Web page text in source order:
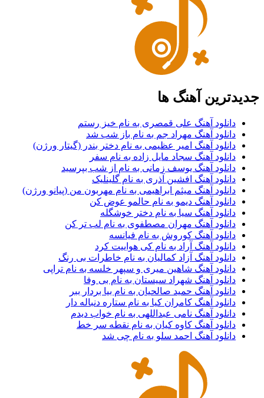
جدیدترین آهنگ ها
دانلود آهنگ علی قمصری به نام خیز رستم
دانلود آهنگ مهراد جم به نام باز شب شد
دانلود آهنگ امیر عظیمی به نام دختر بندر (گیتار ورژن)
دانلود آهنگ سجاد مایل زاده به نام سفر
دانلود آهنگ یوسف زمانی به نام از شب بپرسید
دانلود آهنگ افشین آذری به نام گلینلیک
دانلود آهنگ میثم ابراهیمی به نام مهربون من (پیانو ورژن)
دانلود آهنگ دیمو به نام حالمو عوض کن
دانلود آهنگ سیا به نام دختر خوشگله
دانلود آهنگ مهران مصطفوی به نام لب تر کن
دانلود آهنگ کوروش به نام فیانسه
دانلود آهنگ آراد به نام کی هواییت کرد
دانلود آهنگ آزاد کمالیان به نام خاطرات بی رنگ
دانلود آهنگ شاهین میری و سپهر خلسه به نام تراپی
دانلود آهنگ شهراد سیستان به نام بی وفا
دانلود آهنگ حمید صالحیان به نام بیا بردار ببر
دانلود آهنگ کامران کیا به نام ستاره دنباله دار
دانلود آهنگ نامی عبداللهی به نام خواب دیدم
دانلود آهنگ کاوه کیان به نام نقطه سر خط
دانلود آهنگ احمد سلو به نام چی شد